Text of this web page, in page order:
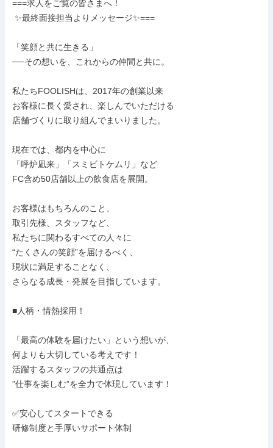
===求人をご覧の皆さまへ！
「笑顔と共に生きる」
──その想いを、これからの仲間と共に。
私たちFOOLISHは、2017年の創業以来
お客様に長く愛され、楽しんでいただける
店舗づくりに取り組んでまいりました。
現在では、都内を中心に
「呼炉凪来」「スミビトケムリ」など
FC含め50店舗以上の飲食店を展開。
お客様はもちろんのこと、
取引先様、スタッフなど、
私たちに関わるすべての人々に
“たくさんの笑顔”を届けるべく、
現状に満足することなく、
さらなる成長・発展を目指しています。
■人柄・情熱採用！
「最高の体験を届けたい」という想いが、
何よりも大切している考えです！
活躍するスタッフの共通点は
”仕事を楽しむ”を全力で体現しています！
✅安心してスタートできる
研修制度と手厚いサポート体制